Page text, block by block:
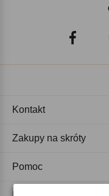
Kontakt
Zakupy na skróty
Pomoc